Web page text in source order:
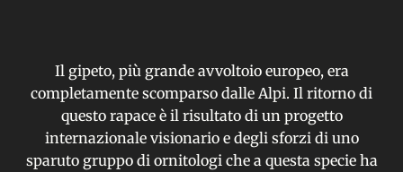
VITA
HOME
CHI SIAMO
Il gipeto, più grande avvoltoio europeo, era
completamente scomparso dalle Alpi. Il ritorno di
questo rapace è il risultato di un progetto
internazionale visionario e degli sforzi di uno
sparuto gruppo di ornitologi che a questa specie ha